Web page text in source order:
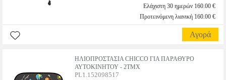
Ελάχιστη 30 ημερών 160.00 €
Προτεινόμενη λιανική 160.00 €
Αγορά
ΗΛΙΟΠΡΟΣΤΑΣΙΑ CHICCO ΓΙΑ ΠΑΡΑΘΥΡΟ
ΑΥΤΟΚΙΝΗΤΟΥ - 2ΤΜΧ
PL1.152098517